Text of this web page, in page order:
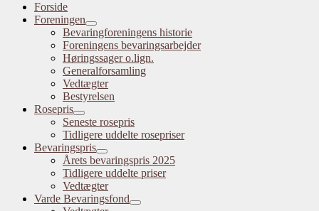
Forside
Foreningen
Bevaringforeningens historie
Foreningens bevaringsarbejder
Høringssager o.lign.
Generalforsamling
Vedtægter
Bestyrelsen
Rosepris
Seneste rosepris
Tidligere uddelte rosepriser
Bevaringspris
Årets bevaringspris 2025
Tidligere uddelte priser
Vedtægter
Varde Bevaringsfond